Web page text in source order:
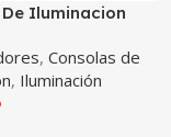
Iluminacion
, Consolas de
, Iluminación